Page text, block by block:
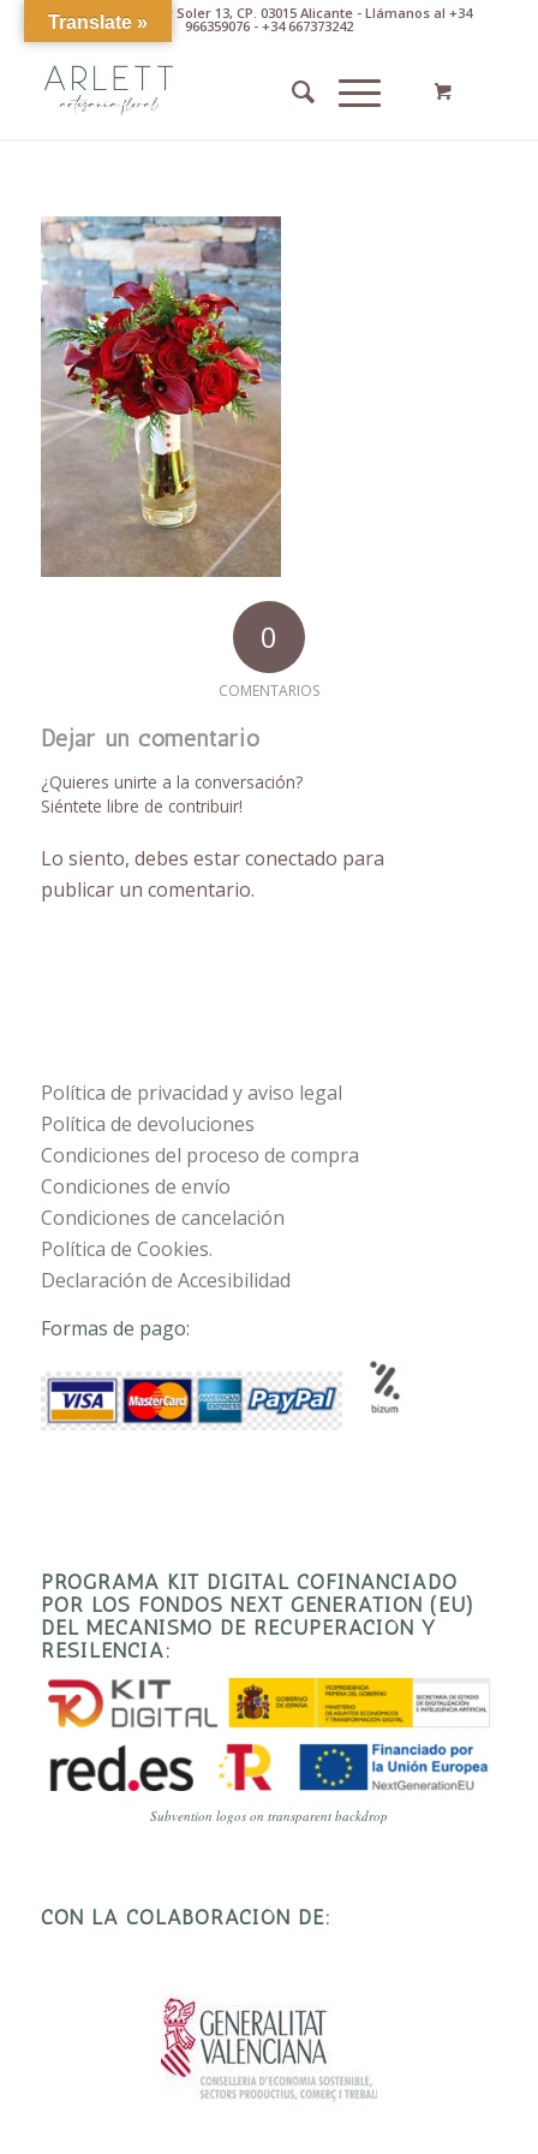
Av. Pintor Xavier Soler 13, CP. 03015 Alicante - Llámanos al +34
966359076 - +34 667373242
0
COMENTARIOS
Dejar un comentario
¿Quieres unirte a la conversación?
Siéntete libre de contribuir!
Lo siento, debes estarconectado para
publicar un comentario.
Política de privacidad y aviso legal
Política de devoluciones
Condiciones del proceso de compra
Condiciones de envío
Condiciones de cancelación
Política de Cookies.
Declaración de Accesibilidad
Formas de pago:
PROGRAMA KIT DIGITAL COFINANCIADO
POR LOS FONDOS NEXT GENERATION (EU)
DEL MECANISMO DE RECUPERACIÓN Y
RESILENCIA:
Subvention logos on transparent backdrop
CON LA COLABORACIÓN DE:
Translate »